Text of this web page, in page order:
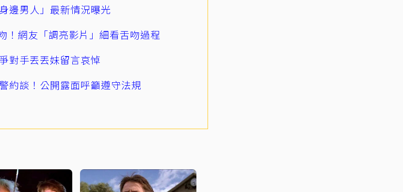
邊男人」最新情況曝光
！網友「調亮影片」細看舌吻過程
對手丟丟妹留言哀悼
約談！公開露面呼籲遵守法規